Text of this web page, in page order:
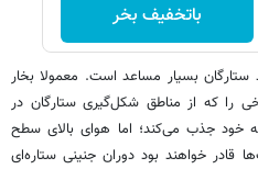
باتخفیف بخر
ستارگان بسیار مساعد است. معمولا بخار
را که از مناطق شکل‌گیری ستارگان در
خود جذب می‌کند؛ اما هوای بالای سطح
خواهند بود دوران جنینی ستاره‌ای